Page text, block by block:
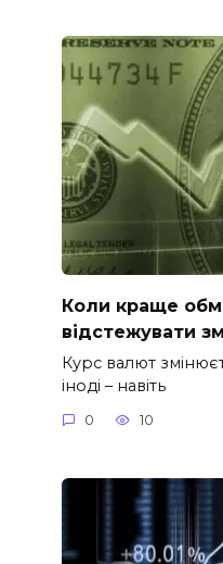
Коли краще
відстежувати
Курс валют
іноді – навіть
0 10